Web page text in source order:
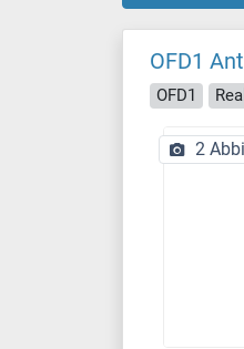
OFD1
OFD1
2